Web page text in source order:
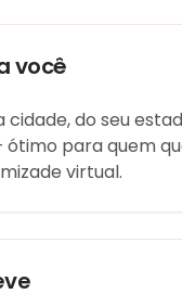
você
do seu
ótimo para quem
virtual.